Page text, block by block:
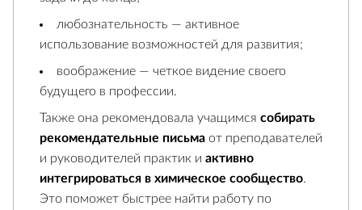
любознательность — активное
использование возможностей для развития;
воображение — четкое видение своего
будущего в профессии.
Также она рекомендовала учащимся собирать
рекомендательные письма от преподавателей
и руководителей практик и активно
интегрироваться в химическое сообщество.
Это поможет быстрее найти работу по